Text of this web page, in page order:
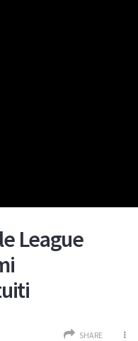
League
SHARE